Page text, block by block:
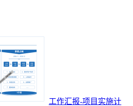
工作汇报-项目实施计